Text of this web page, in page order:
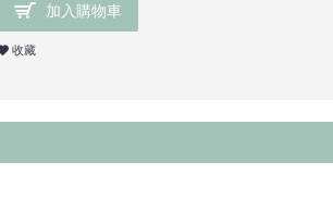
加入購物車
收藏